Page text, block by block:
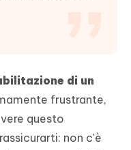
di un
frustrante,
questo
non c'è